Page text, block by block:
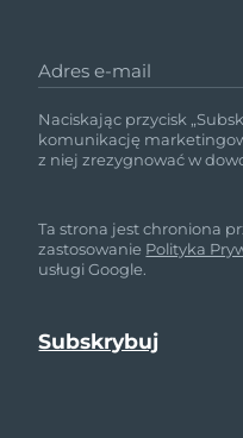
Adres e-mail
Naciskając przycisk
komunikację
z niej zrezygnować w
Ta strona jest chroniona
zastosowanie Polityka
usługi Google.